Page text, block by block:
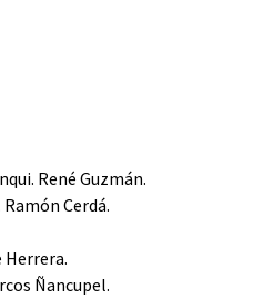
René Guzmán.
Cerdá.
Herrera.
Ñancupel.